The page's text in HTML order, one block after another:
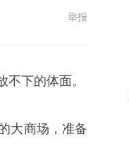
举报
下的体面。
大商场，准备